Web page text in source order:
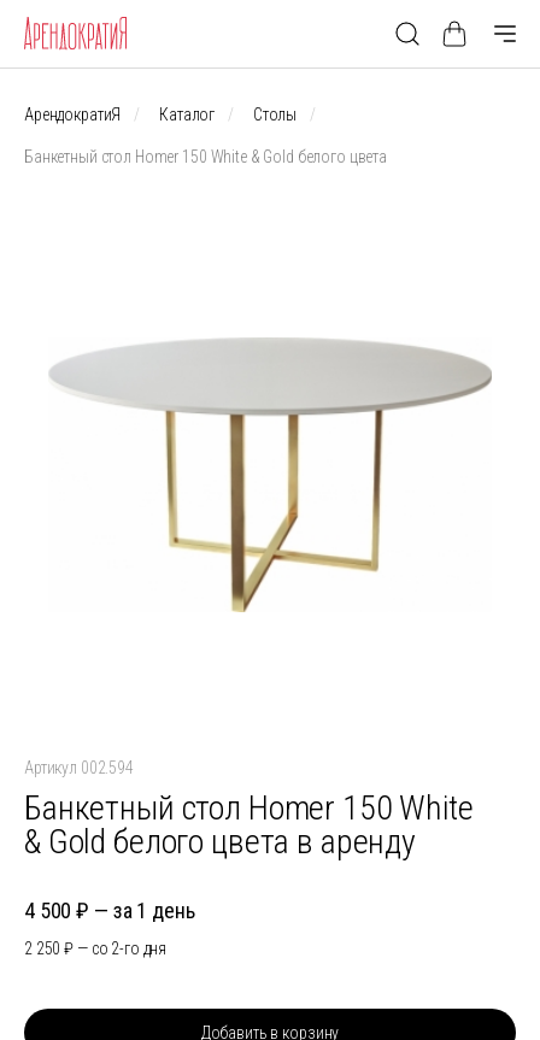
АрендократиЯ Каталог Столы
Банкетный стол Homer 150 White & Gold белого цвета
Артикул 002.594
Банкетный стол Homer 150 White
& Gold белого цвета в аренду
4 500 за 1 день
2 250 со 2-го дня
Добавить в корзину